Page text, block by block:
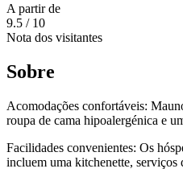
A partir de
9.5 / 10
Nota dos visitantes
Sobre
Acomodações confortáveis:
roupa de cama hipoalergénica e
Facilidades convenientes: Os
incluem uma kitchenette, serviços